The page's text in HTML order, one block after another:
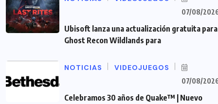
07/08/
Ubisoft lanza una actualización gratuita para
Ghost Recon Wildlands para
NOTICIAS VIDEOJUEGOS
07/08/
Celebramos 30 años de Quake™ | Nuevo